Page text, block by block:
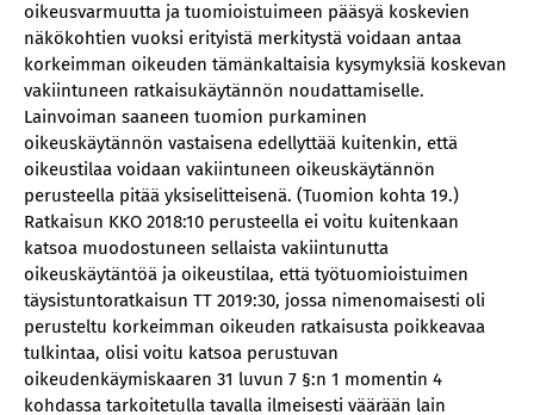
oikeusvarmuutta ja tuomioistuimeen pääsyä koskevien
näkökohtien vuoksi erityistä merkitystä voidaan antaa
korkeimman oikeuden tämänkaltaisia kysymyksiä koskevan
vakiintuneen ratkaisukäytännön noudattamiselle.
Lainvoiman saaneen tuomion purkaminen
oikeuskäytännön vastaisena edellyttää kuitenkin, että
oikeustilaa voidaan vakiintuneen oikeuskäytännön
perusteella pitää yksiselitteisenä. (Tuomion kohta 19.)
Ratkaisun KKO 2018:10 perusteella ei voitu kuitenkaan
katsoa muodostuneen sellaista vakiintunutta
oikeuskäytäntöä ja oikeustilaa, että työtuomioistuimen
täysistuntoratkaisun TT 2019:30, jossa nimenomaisesti oli
perusteltu korkeimman oikeuden ratkaisusta poikkeavaa
tulkintaa, olisi voitu katsoa perustuvan
oikeudenkäymiskaaren 31 luvun 7 §:n 1 momentin 4
kohdassa tarkoitetulla tavalla ilmeisesti väärään lain